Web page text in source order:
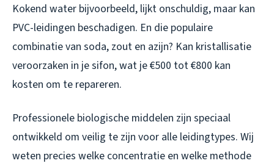
Kokend water bijvoorbeeld, lijkt onschuldig, maar kan
PVC-leidingen beschadigen. En die populaire
combinatie van soda, zout en azijn? Kan kristallisatie
veroorzaken in je sifon, wat je €500 tot €800 kan
kosten om te repareren.
Professionele biologische middelen zijn speciaal
ontwikkeld om veilig te zijn voor alle leidingtypes. Wij
weten precies welke concentratie en welke methode